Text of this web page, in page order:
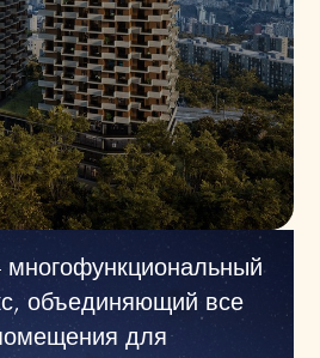
объединяющий все
для